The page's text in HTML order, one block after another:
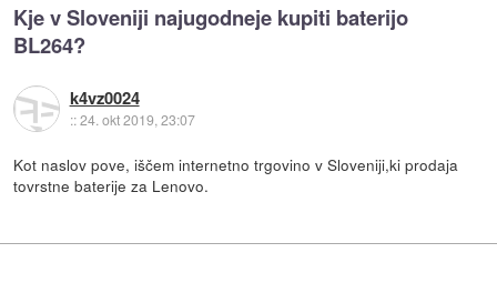
Kje v Sloveniji najugodneje kupiti baterijo
BL264?
k4vz0024
::24. okt 2019, 23:07
Kot naslov pove, iščem internetno trgovino v Sloveniji,ki prodaja
tovrstne baterije za Lenovo.